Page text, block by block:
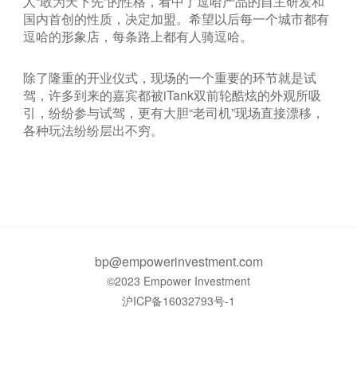
国内首创的性质，决定加盟。希望以后每一个城市都有
逗哈的形象店，每条路上都有人骑逗哈。
除了隆重的开业仪式，现场的一个重要的环节就是试
驾，许多到来的嘉宾都被iTank双前轮酷炫的外观所吸
引，纷纷参与试驾，更有大胆“老司机”现场直接漂移，
各种玩法纷纷层出不穷。
bp@empowerinvestment.com
©2023 Empower Investment
沪ICP备16032793号-1